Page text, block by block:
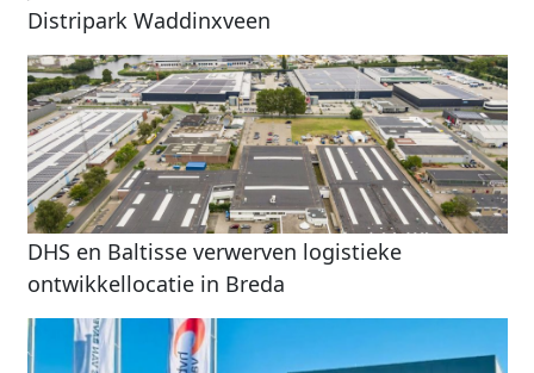
Distripark Waddinxveen
DHS en Baltisse verwerven logistieke
ontwikkellocatie in Breda